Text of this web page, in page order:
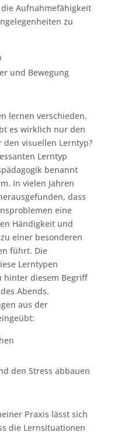
Aufnahmefähigkeit
zu
und Bewegung
lernen verschieden.
es wirklich nur den
visuellen Lerntyp?
Lerntyp
benannt
In vielen Jahren
dass
eine
Händigkeit und
einer besonderen
führt. Die
Lerntypen
hinter diesem Begriff
Abends.
aus der
den Stress abbauen
Praxis lässt sich
die Lernsituationen